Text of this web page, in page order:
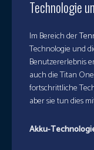
Technologie
Im Bereich der
Technologie und
Benutzererlebnis
auch die Titan
fortschrittliche
aber sie tun dies
Akku-